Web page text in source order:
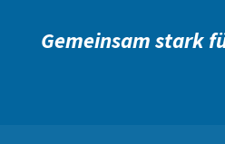
Gemeinsam stark